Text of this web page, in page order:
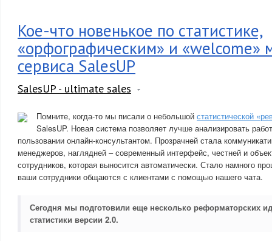
Кое-что новенькое по статистике,
«орфографическим» и «welcome»
сервиса SalesUP
SalesUP - ultimate sales
Помните, когда-то мы писали о небольшой статистической
SalesUP. Новая система позволяет лучше анализировать
пользовании онлайн-консультантом. Прозрачней стала
менеджеров, наглядней – современный интерфейс, честней и
сотрудников, которая выносится автоматически. Стало намного
ваши сотрудники общаются с клиентами с помощью нашего чата.
Сегодня мы подготовили еще несколько реформаторских
статистики версии 2.0.